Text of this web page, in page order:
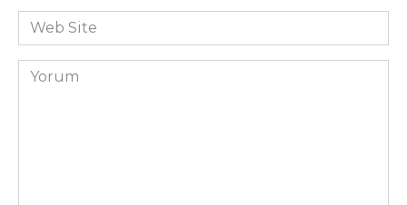
*Web
Site
Yorum